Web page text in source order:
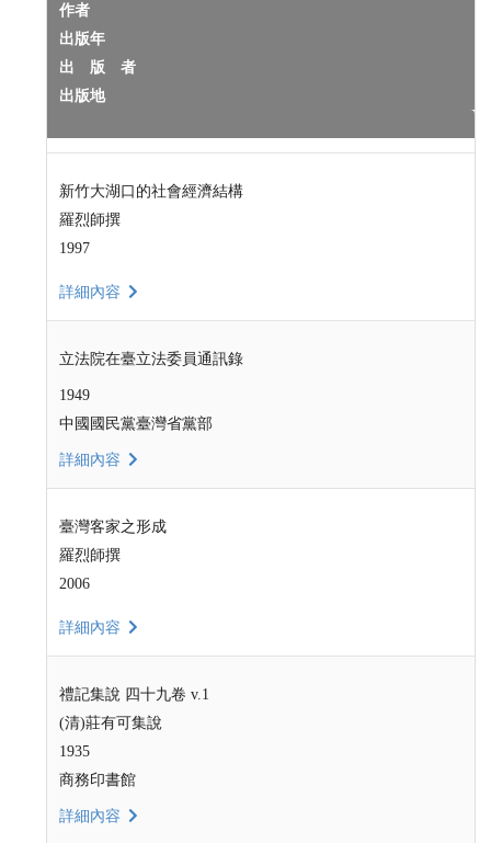
作者
出版年
出 版 者
出版地
新竹大湖口的社會經濟結構
羅烈師撰
1997
詳細內容
立法院在臺立法委員通訊錄
1949
中國國民黨臺灣省黨部
詳細內容
臺灣客家之形成
羅烈師撰
2006
詳細內容
禮記集說 四十九卷 v.1
(清)莊有可集說
1935
商務印書館
詳細內容